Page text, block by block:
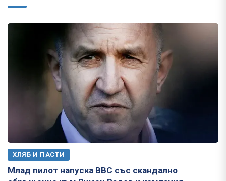
ХЛЯБ И ПАСТИ
Млад пилот напуска ВВС със скандално